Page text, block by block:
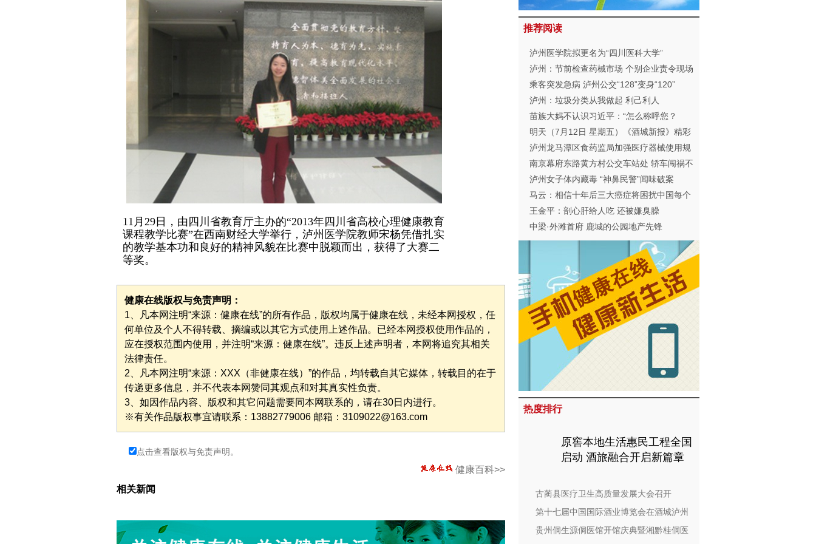
11月29日，由四川省教育厅主办的“2013年四川省高校心理健康教育
课程教学比赛”在西南财经大学举行，泸州医学院教师宋杨凭借扎实
的教学基本功和良好的精神风貌在比赛中脱颖而出，获得了大赛二
等奖。
健康在线版权与免责声明：
1、凡本网注明“来源：健康在线”的所有作品，版权均属于健康在线，未经本网授权，任
何单位及个人不得转载、摘编或以其它方式使用上述作品。已经本网授权使用作品的，
应在授权范围内使用，并注明“来源：健康在线”。违反上述声明者，本网将追究其相关
法律责任。
2、凡本网注明“来源：XXX（非健康在线）”的作品，均转载自其它媒体，转载目的在于
传递更多信息，并不代表本网赞同其观点和对其真实性负责。
3、如因作品内容、版权和其它问题需要同本网联系的，请在30日内进行。
※有关作品版权事宜请联系：13882779006 邮箱：3109022@163.com
点击查看版权与免责声明。
健康百科>>
相关新闻
推荐阅读
泸州医学院拟更名为“四川医科大学”
泸州：节前检查药械市场 个别企业责令现场
整改
乘客突发急病 泸州公交“128”变身“120”
泸州：垃圾分类从我做起 利己利人
苗族大妈不认识习近平：“怎么称呼您？
明天（7月12日 星期五）《酒城新报》精彩
无限
泸州龙马潭区食药监局加强医疗器械使用规
范化管理
南京幕府东路黄方村公交车站处 轿车闯祸不
减速路人1死3伤
泸州女子体内藏毒 “神鼻民警”闻味破案
马云：相信十年后三大癌症将困扰中国每个
家庭
王金平：剖心肝给人吃 还被嫌臭臊
中梁·外滩首府 鹿城的公园地产先锋
热度排行
原窖本地生活惠民工程全国
启动 酒旅融合开启新篇章
古蔺县医疗卫生高质量发展大会召开
第十七届中国国际酒业博览会在酒城泸州
贵州侗生源侗医馆开馆庆典暨湘黔桂侗医